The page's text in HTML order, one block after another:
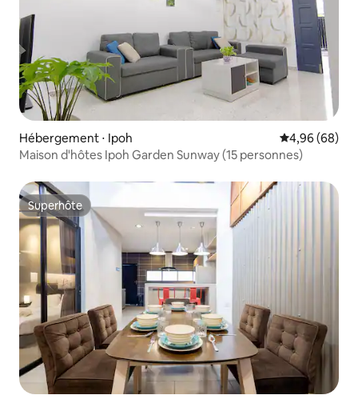
Hébergement ⋅ Ipoh Évaluation
4,96 (68)
Maison d'hôtes Ipoh Garden Sunway (15 personnes)
Superhôte
Superhôte